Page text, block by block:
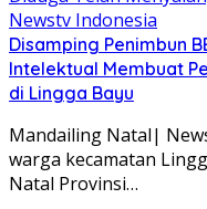
Disamping Penimbun
Intelektual Membuat
di Lingga Bayu
Mandailing Natal|
warga kecamatan
Natal Provinsi…